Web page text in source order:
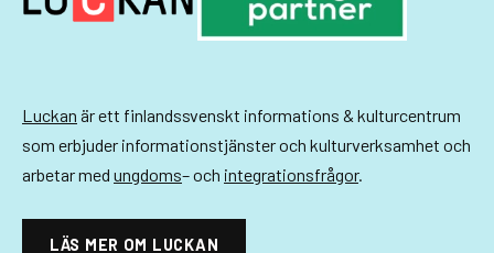
Luckan är ett finlandssvenskt informations & kulturcentrum
som erbjuder informationstjänster och kulturverksamhet och
arbetar med ungdoms– och integrationsfrågor.
LÄS MER OM LUCKAN